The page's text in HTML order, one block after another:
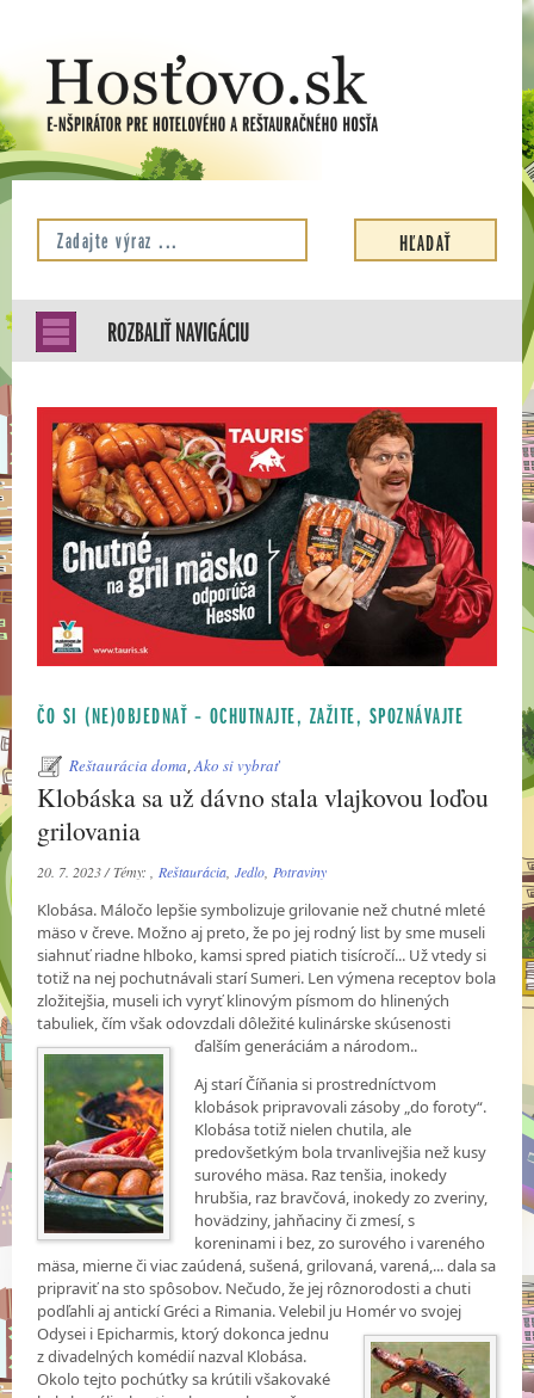
ROZBALIŤ NAVIGÁCIU
ČO SI (NE)OBJEDNAŤ – OCHUTNAJTE, ZAŽITE, SPOZNÁVAJTE
Reštaurácia doma,Ako si vybrať
Klobáska sa už dávno stala vlajkovou loďou
grilovania
20. 7. 2023 / Témy: ,Reštaurácia,Jedlo,Potraviny
Klobása. Máločo lepšie symbolizuje grilovanie než chutné mleté
mäso v čreve. Možno aj preto, že po jej rodný list by sme museli
siahnuť riadne hlboko, kamsi spred piatich tisícročí... Už vtedy si
totiž na nej pochutnávali starí Sumeri. Len výmena receptov bola
zložitejšia, museli ich vyryť klinovým písmom do hlinených
tabuliek, čím však odovzdali dôležité kulinárskeskúsenosti
ďalším generáciám a národom..
Aj starí Číňania si prostredníctvom
klobások pripravovali zásoby „do foroty“.
Klobása totiž nielen chutila, ale
predovšetkým bola trvanlivejšia než kusy
surového mäsa. Raz tenšia, inokedy
hrubšia, raz bravčová, inokedy zo zveriny,
hovädziny, jahňaciny či zmesí, s
koreninami i bez, zo surového i vareného
mäsa, mierne či viac zaúdená, sušená, grilovaná, varená,... dala sa
pripraviť na sto spôsobov. Nečudo, že jej rôznorodosti a chuti
podľahli aj antickí Gréci a Rimania. Velebil ju Homér vo svojej
Odysei i Epicharmis, ktorý dokonca jednu
z divadelných komédií nazval Klobása.
Okolo tejto pochúťky sa krútili všakovaké